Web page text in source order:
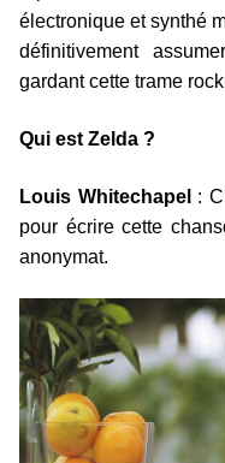
électronique et synthé
définitivement
gardant cette trame
Qui est Zelda ?
Louis Whitechapel :
pour écrire cette
anonymat.